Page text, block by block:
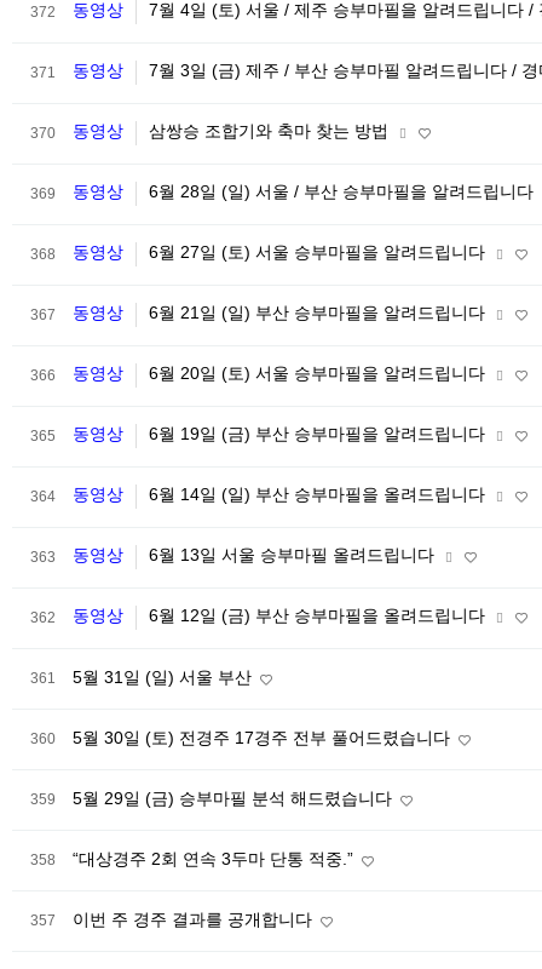
372 동영상 7월 4일 (토) 서울 / 제주 승부마필을 알려드립니다
371 동영상 7월 3일 (금) 제주 / 부산 승부마필 알려드립니다 /
370 동영상 삼쌍승 조합기와 축마 찾는 방법
369 동영상 6월 28일 (일) 서울 / 부산 승부마필을 알려드립니다
368 동영상 6월 27일 (토) 서울 승부마필을 알려드립니다
367 동영상 6월 21일 (일) 부산 승부마필을 알려드립니다
366 동영상 6월 20일 (토) 서울 승부마필을 알려드립니다
365 동영상 6월 19일 (금) 부산 승부마필을 알려드립니다
364 동영상 6월 14일 (일) 부산 승부마필을 올려드립니다
363 동영상 6월 13일 서울 승부마필 올려드립니다
362 동영상 6월 12일 (금) 부산 승부마필을 올려드립니다
361 5월 31일 (일) 서울 부산
360 5월 30일 (토) 전경주 17경주 전부 풀어드렸습니다
359 5월 29일 (금) 승부마필 분석 해드렸습니다
358 “대상경주 2회 연속 3두마 단통 적중.”
357 이번 주 경주 결과를 공개합니다